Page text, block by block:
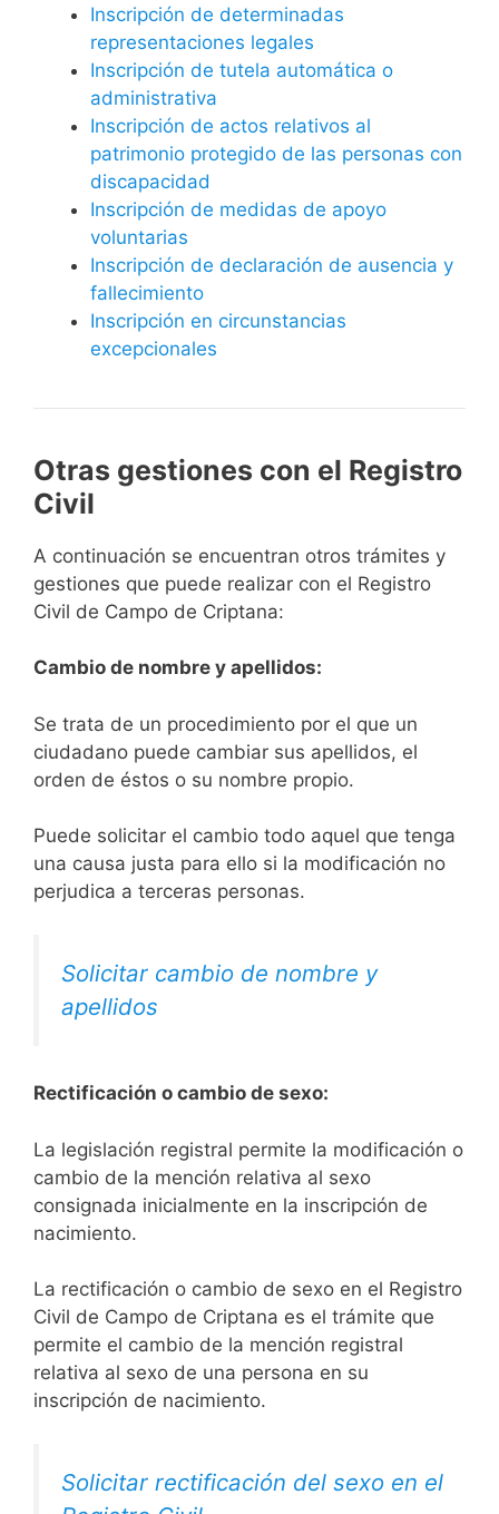
Inscripción de determinadas
representaciones legales
Inscripción de tutela automática o
administrativa
Inscripción de actos relativos al
patrimonio protegido de las personas con
discapacidad
Inscripción de medidas de apoyo
voluntarias
Inscripción de declaración de ausencia y
fallecimiento
Inscripción en circunstancias
excepcionales
Otras gestiones con el Registro
Civil
A continuación se encuentran otros trámites y
gestiones que puede realizar con el Registro
Civil de Campo de Criptana:
Cambio de nombre y apellidos:
Se trata de un procedimiento por el que un
ciudadano puede cambiar sus apellidos, el
orden de éstos o su nombre propio.
Puede solicitar el cambio todo aquel que tenga
una causa justa para ello si la modificación no
perjudica a terceras personas.
Solicitar cambio de nombre y
apellidos
Rectificación o cambio de sexo:
La legislación registral permite la modificación o
cambio de la mención relativa al sexo
consignada inicialmente en la inscripción de
nacimiento.
La rectificación o cambio de sexo en el Registro
Civil de Campo de Criptana es el trámite que
permite el cambio de la mención registral
relativa al sexo de una persona en su
inscripción de nacimiento.
Solicitar rectificación del sexo en el